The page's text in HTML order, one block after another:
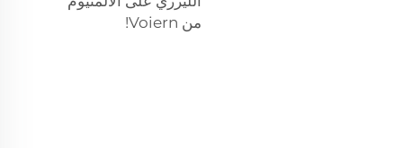
من Voiern!